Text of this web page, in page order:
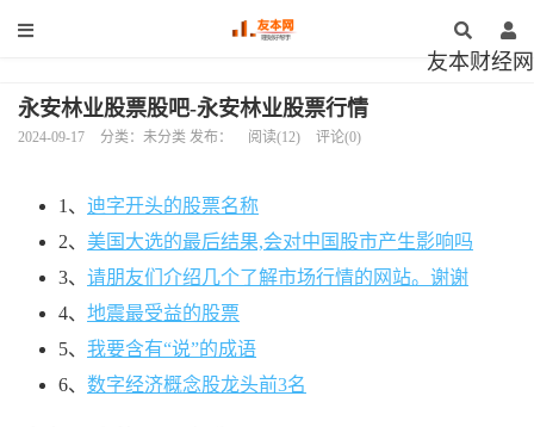
友本财经网
永安林业股票股吧-永安林业股票行情
2024-09-17 分类：未分类 发布： 阅读(12) 评论(0)
1、 迪字开头的股票名称
2、 美国大选的最后结果,会对中国股市产生影响吗
3、 请朋友们介绍几个了解市场行情的网站。谢谢
4、 地震最受益的股票
5、 我要含有“说”的成语
6、 数字经济概念股龙头前3名